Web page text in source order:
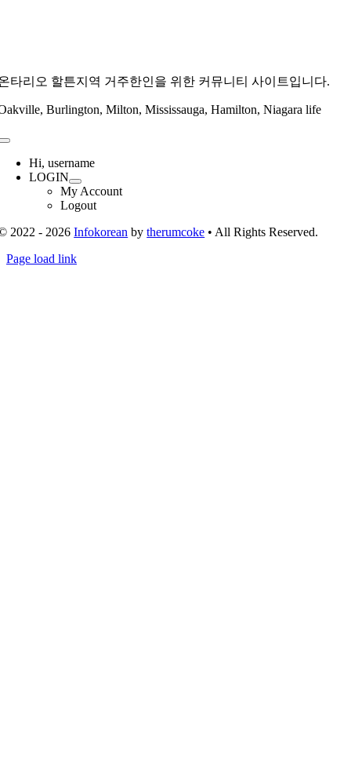
타리오 할튼지역 거주한인을 위한 커뮤니티 사이트입니다.
Burlington, Milton, Mississauga, Hamilton, Niagara life
Toggle
NavigationHi, username
LOGIN
My Account
Logout
2022 - 2026Infokorean bytherumcoke • All Rights Reserved.
Toggle
Page load link